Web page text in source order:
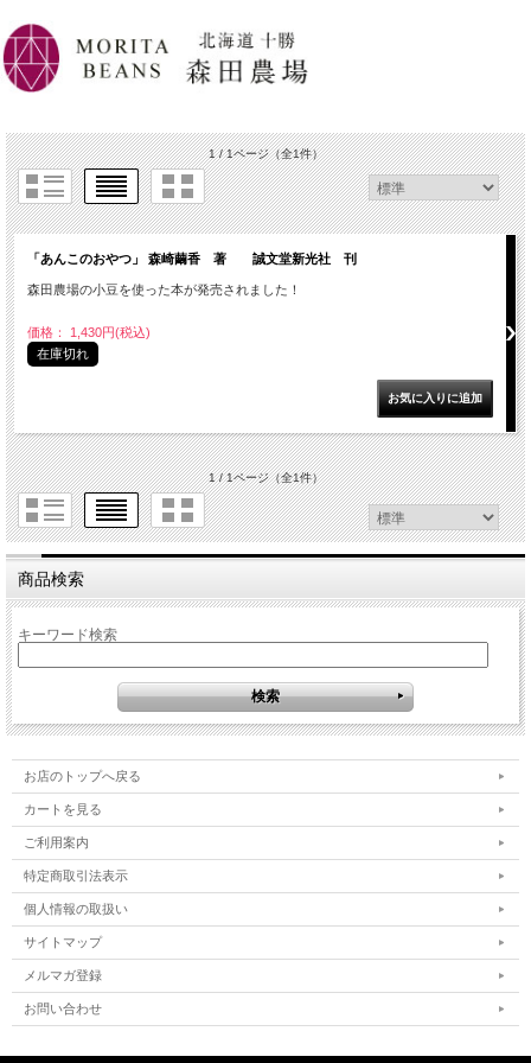
1 / 1ページ（全1件）
「あんこのおやつ」 森崎繭香 著 誠文堂新光社 刊
森田農場の小豆を使った本が発売されました！
価格： 1,430円(税込)
在庫切れ
1 / 1ページ（全1件）
商品検索
キーワード検索
お店のトップへ戻る
カートを見る
ご利用案内
特定商取引法表示
個人情報の取扱い
サイトマップ
メルマガ登録
お問い合わせ